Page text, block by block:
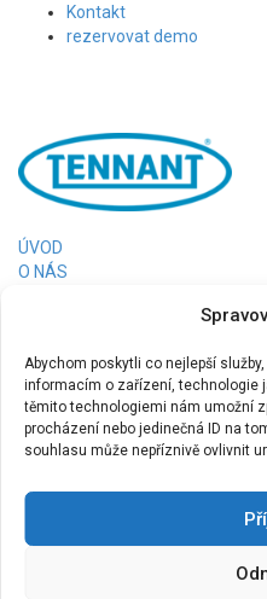
Abychom poskytli co nejlepší
informacím o zařízení, technologie
těmito technologiemi nám umožní
procházení nebo jedinečná ID na
souhlasu může nepříznivě ovlivnit
Kontakt
rezervovat demo
ÚVOD
O NÁS
RERERENCE
KONTAKT
Tennant Česká republika, s.r.o.
+420 773 400 501
info@tcs-czech.cz
www.tennantco.cz